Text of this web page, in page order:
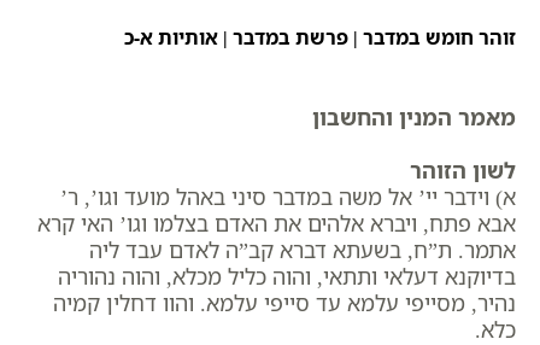
זוהר חומש במדבר | פרשת במדבר | אותיות א-כ
מאמר המנין והחשבון
לשון הזוהר
א) וידבר יי’ אל משה במדבר סיני באהל מועד וגו’, ר’
אבא פתח, ויברא אלהים את האדם בצלמו וגו’ האי קרא
אתמר. ת”ח, בשעתא דברא קב”ה לאדם עבד ליה
בדיוקנא דעלאי ותתאי, והוה כליל מכלא, והוה נהוריה
נהיר, מסייפי עלמא עד סייפי עלמא. והוו דחלין קמיה
כלא.